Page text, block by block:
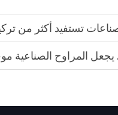
تستفيد أكثر من تركيب
يجعل المراوح الصناعية